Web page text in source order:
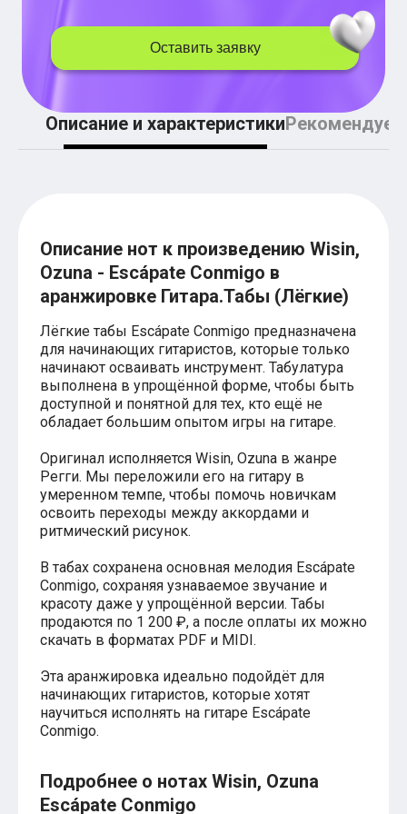
Легкие аккорды (простые песни)
Аккорды со словами (вокал)
BEARWOLF
Мари Краймбрери
Комната культуры
XOLIDAYBOY
Сергей Лазарев
Ёлка
Анжелика Варум
Леонид Агутин
Тематические
Из фильмов
Аватар: Путь воды
Титаник
Гарри Поттер
Хатико
Пираты Карибского моря
Сумерки
Величайший шоумен
Звездные войны
Ла ла Ленд
Ромео и Джульетта (1968)
Бумер
Аладдин (2019)
Король лев (2019)
Брат-2
Властелин колец: Братство Кольца
Классическая музыка
Времена года - Вивальди
Времена года - Чайковский
Сонаты Бетховена
Из мультфильмов
Король лев
Холодное сердце
Оставить заявку
Описание и характеристикиРекомендуем
Описание нот к произведению Wisin,
Ozuna - Escápate Conmigo в
аранжировке Гитара.Табы (Лёгкие)
Лёгкие табы Escápate Conmigo предназначена
для начинающих гитаристов, которые только
начинают осваивать инструмент. Табулатура
выполнена в упрощённой форме, чтобы быть
доступной и понятной для тех, кто ещё не
обладает большим опытом игры на гитаре.
Оригинал исполняется Wisin, Ozuna в жанре
Регги. Мы переложили его на гитару в
умеренном темпе, чтобы помочь новичкам
освоить переходы между аккордами и
ритмический рисунок.
В табах сохранена основная мелодия Escápate
Conmigo, сохраняя узнаваемое звучание и
красоту даже у упрощённой версии. Табы
продаются по 1 200 ₽, а после оплаты их можно
скачать в форматах PDF и MIDI.
Эта аранжировка идеально подойдёт для
начинающих гитаристов, которые хотят
научиться исполнять на гитаре Escápate
Conmigo.
Подробнее о нотах Wisin, Ozuna
Escápate Conmigo